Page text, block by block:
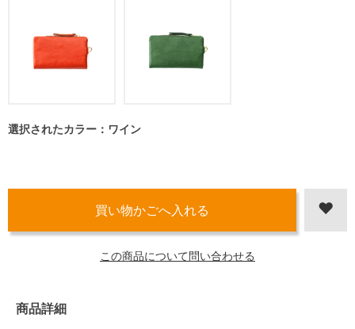
選択されたカラー：ワイン
この商品について問い合わせる
商品詳細